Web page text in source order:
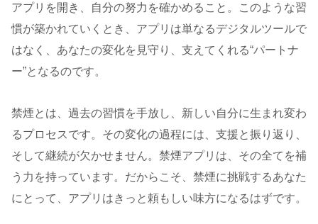
アプリを開き、自分の努力を確かめること。このような習
慣が築かれていくとき、アプリは単なるデジタルツールで
はなく、あなたの変化を見守り、支えてくれる“パートナ
ー”となるのです。
禁煙とは、過去の習慣を手放し、新しい自分に生まれ変わ
るプロセスです。その変化の過程には、支援と振り返り、
そして継続が欠かせません。禁煙アプリは、その全てを補
う力を持っています。だからこそ、禁煙に挑戦するあなた
にとって、アプリはきっと頼もしい味方になるはずです。